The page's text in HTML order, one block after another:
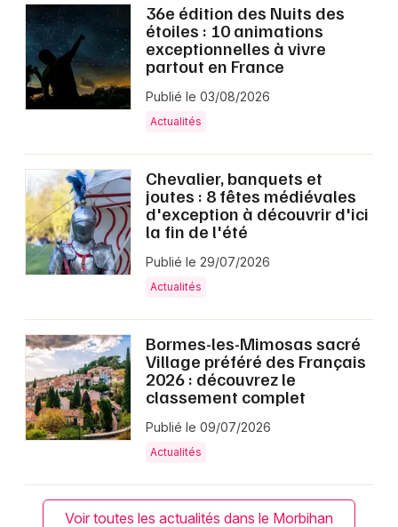
36e édition des Nuits des
étoiles : 10 animations
exceptionnelles à vivre
partout en France
Publié le 03/08/2026
Actualités
Chevalier, banquets et
joutes : 8 fêtes médiévales
d'exception à découvrir d'ici
la fin de l'été
Publié le 29/07/2026
Actualités
Bormes-les-Mimosas sacré
Village préféré des Français
2026 : découvrez le
classement complet
Publié le 09/07/2026
Actualités
Voir toutes les actualités dans le Morbihan